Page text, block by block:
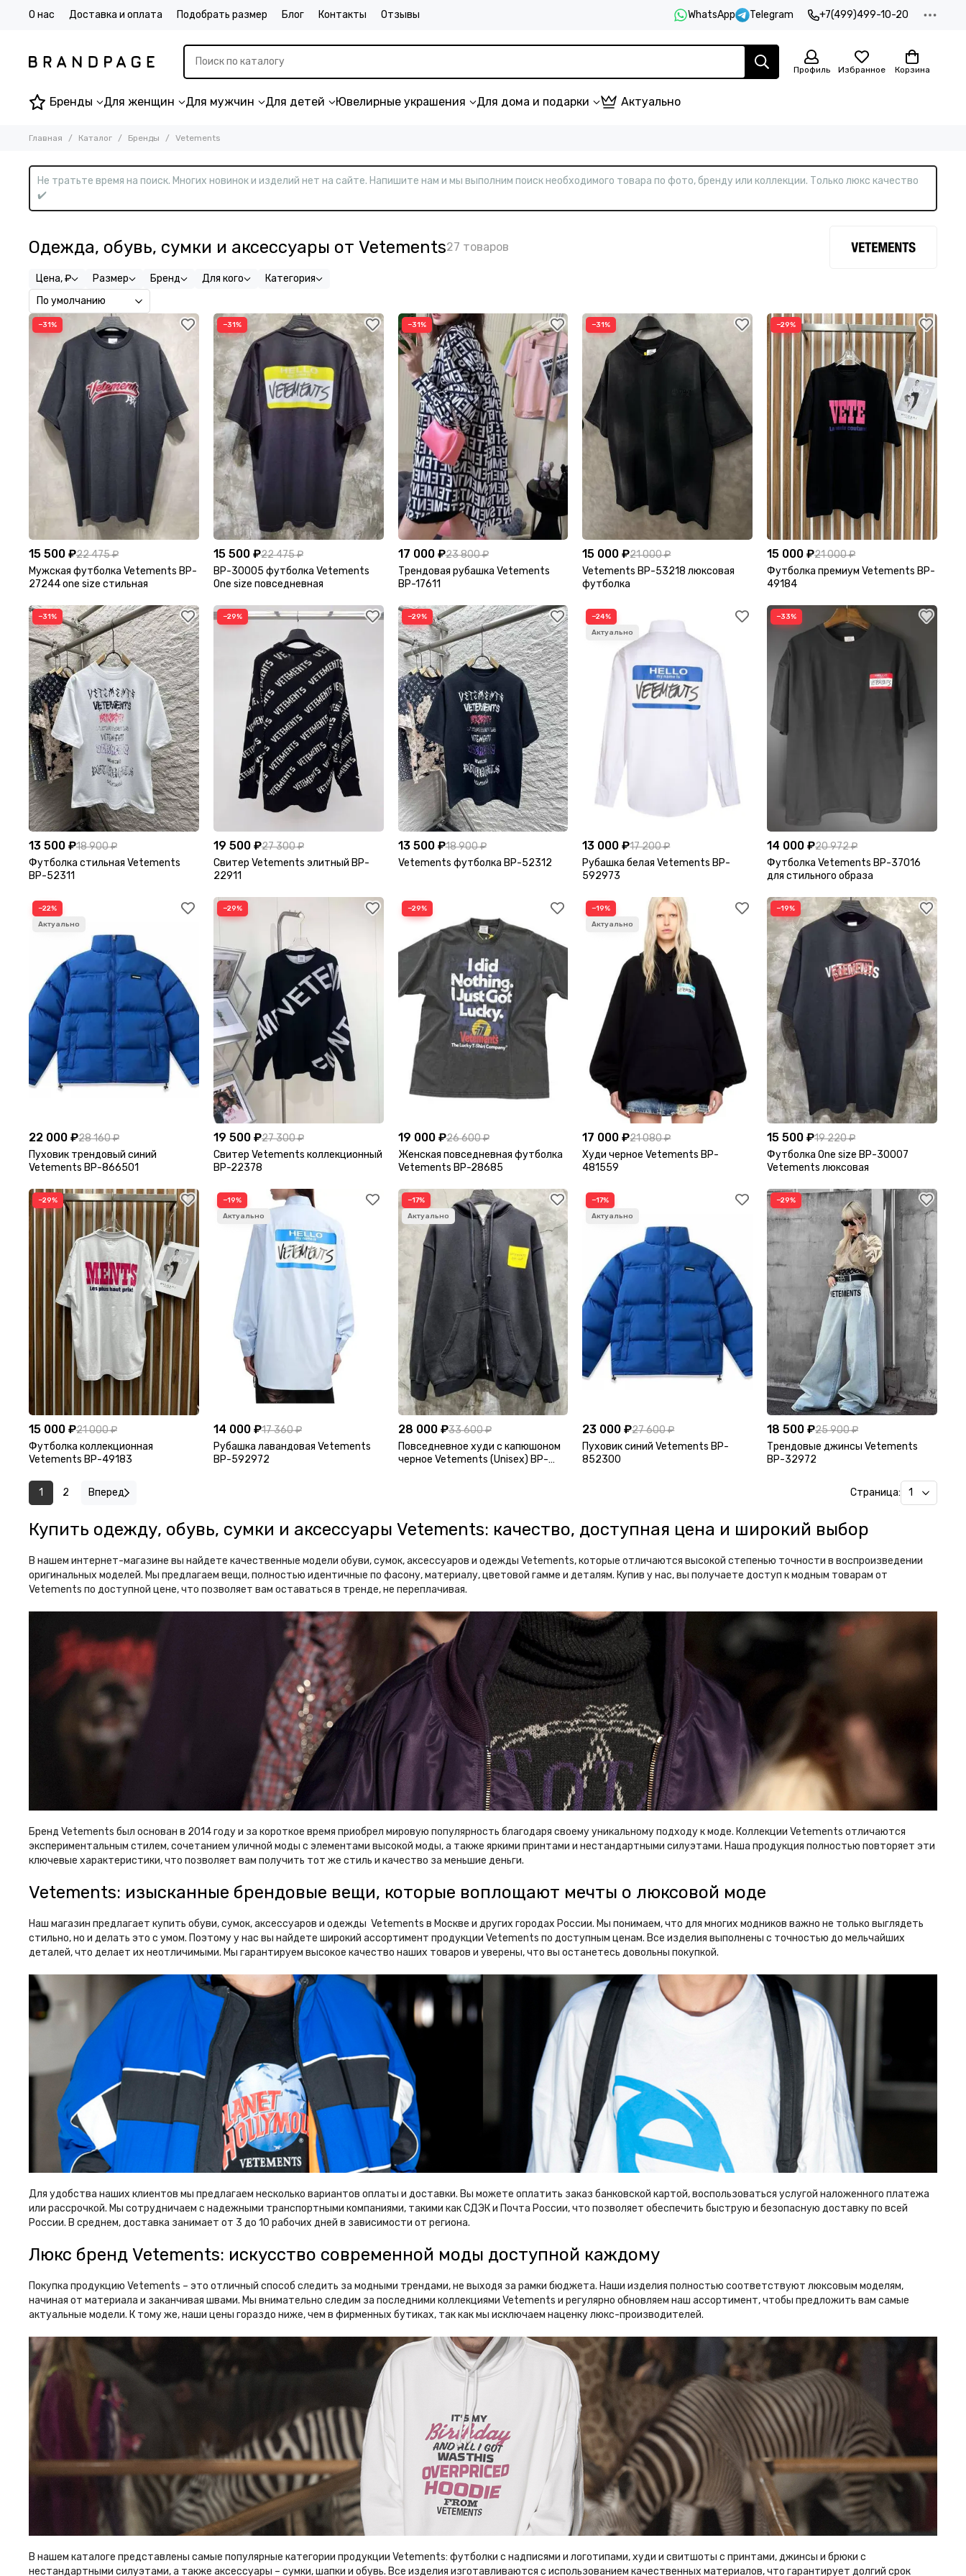
О нас Доставка и оплата Подобрать размер Блог Контакты Отзывы WhatsApp Telegram +7(499)499-10-20
Профиль Избранное Корзина
Бренды Для женщин Для мужчин Для детей Ювелирные украшения Для дома и подарки Актуально
Главная Каталог Бренды Vetements
Не тратьте время на поиск. Многих новинок и изделий нет на сайте. Напишите нам и мы выполним поиск необходимого товара по фото, бренду или коллекции. Только люкс качество
✔️
Одежда, обувь, сумки и аксессуары от Vetements
Цена, ₽ Размер Бренд Для кого Категория
−31%
15 500 ₽22 475 ₽
Мужская футболка Vetements BP-
27244 one size стильная
−31%
15 500 ₽22 475 ₽
BP-30005 футболка Vetements
One size повседневная
−31%
17 000 ₽23 800 ₽
Трендовая рубашка Vetements
BP-17611
−31%
15 000 ₽21 000 ₽
Vetements BP-53218 люксовая
футболка
−29%
15 000 ₽21 000 ₽
Футболка премиум Vetements BP-
49184
−31%
13 500 ₽18 900 ₽
Футболка стильная Vetements
BP-52311
−29%
19 500 ₽27 300 ₽
Свитер Vetements элитный BP-
22911
−29%
13 500 ₽18 900 ₽
Vetements футболка BP-52312
−24%
13 000 ₽17 200 ₽
Рубашка белая Vetements BP-
592973
−33%
14 000 ₽20 972 ₽
Футболка Vetements BP-37016
для стильного образа
−22%
22 000 ₽28 160 ₽
Пуховик трендовый синий
Vetements BP-866501
−29%
19 500 ₽27 300 ₽
Свитер Vetements коллекционный
BP-22378
−29%
19 000 ₽26 600 ₽
Женская повседневная футболка
Vetements BP-28685
−19%
17 000 ₽21 080 ₽
Худи черное Vetements BP-
481559
−19%
15 500 ₽19 220 ₽
Футболка One size BP-30007
Vetements люксовая
−29%
15 000 ₽21 000 ₽
Футболка коллекционная
Vetements BP-49183
−19%
14 000 ₽17 360 ₽
Рубашка лавандовая Vetements
BP-592972
−17%
28 000 ₽33 600 ₽
Повседневное худи с капюшоном
черное Vetements (Unisex) BP-
−17%
23 000 ₽27 600 ₽
Пуховик синий Vetements BP-
852300
−29%
18 500 ₽25 900 ₽
Трендовые джинсы Vetements
BP-32972
1 2 Вперед Страница:
Купить одежду, обувь, сумки и аксессуары Vetements: качество, доступная цена и широкий выбор
В нашем интернет-магазине вы найдете качественные модели обуви, сумок, аксессуаров и одежды Vetements, которые отличаются высокой степенью точности в воспроизведении
оригинальных моделей. Мы предлагаем вещи, полностью идентичные по фасону, материалу, цветовой гамме и деталям. Купив у нас, вы получаете доступ к модным товарам от
Vetements по доступной цене, что позволяет вам оставаться в тренде, не переплачивая.
Бренд Vetements был основан в 2014 году и за короткое время приобрел мировую популярность благодаря своему уникальному подходу к моде. Коллекции Vetements отличаются
экспериментальным стилем, сочетанием уличной моды с элементами высокой моды, а также яркими принтами и нестандартными силуэтами. Наша продукция полностью повторяет эти
ключевые характеристики, что позволяет вам получить тот же стиль и качество за меньшие деньги.
Vetements: изысканные брендовые вещи, которые воплощают мечты о люксовой моде
Наш магазин предлагает купить обуви, сумок, аксессуаров и одежды Vetements в Москве и других городах России. Мы понимаем, что для многих модников важно не только выглядеть
стильно, но и делать это с умом. Поэтому у нас вы найдете широкий ассортимент продукции Vetements по доступным ценам. Все изделия выполнены с точностью до мельчайших
деталей, что делает их неотличимыми. Мы гарантируем высокое качество наших товаров и уверены, что вы останетесь довольны покупкой.
Для удобства наших клиентов мы предлагаем несколько вариантов оплаты и доставки. Вы можете оплатить заказ банковской картой, воспользоваться услугой наложенного платежа
или рассрочкой. Мы сотрудничаем с надежными транспортными компаниями, такими как СДЭК и Почта России, что позволяет обеспечить быструю и безопасную доставку по всей
России. В среднем, доставка занимает от 3 до 10 рабочих дней в зависимости от региона.
Люкс бренд Vetements: искусство современной моды доступной каждому
Покупка продукцию Vetements – это отличный способ следить за модными трендами, не выходя за рамки бюджета. Наши изделия полностью соответствуют люксовым моделям,
начиная от материала и заканчивая швами. Мы внимательно следим за последними коллекциями Vetements и регулярно обновляем наш ассортимент, чтобы предложить вам самые
актуальные модели. К тому же, наши цены гораздо ниже, чем в фирменных бутиках, так как мы исключаем наценку люкс-производителей.
В нашем каталоге представлены самые популярные категории продукции Vetements: футболки с надписями и логотипами, худи и свитшоты с принтами, джинсы и брюки с
нестандартными силуэтами, а также аксессуары – сумки, шапки и обувь. Все изделия изготавливаются с использованием качественных материалов, что гарантирует долгий срок